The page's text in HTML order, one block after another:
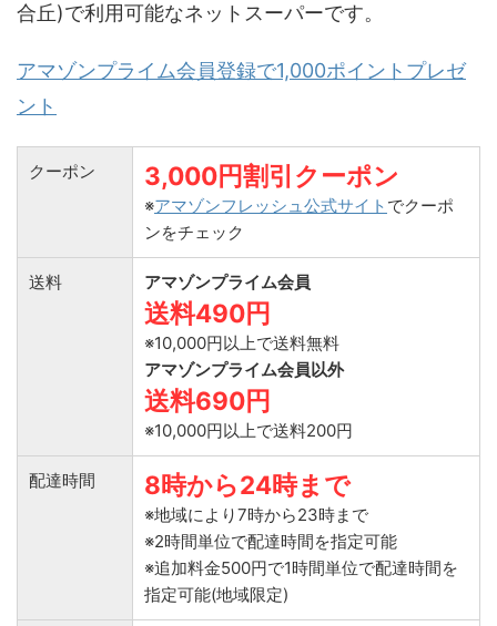
合丘)で利用可能なネットスーパーです。
アマゾンプライム会員登録で1,000ポイントプレゼ
ント
クーポン 3,000円割引クーポン
※アマゾンフレッシュ公式サイト でクーポ
ンをチェック
送料 アマゾンプライム会員
送料490円
※10,000円以上で送料無料
アマゾンプライム会員以外
送料690円
※10,000円以上で送料200円
配達時間 8時から24時まで
※地域により7時から23時まで
※2時間単位で配達時間を指定可能
※追加料金500円で1時間単位で配達時間を
指定可能(地域限定)